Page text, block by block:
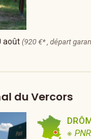
août(920 €* , départ
du Vercors
※